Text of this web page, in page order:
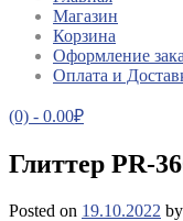
Магазин
Корзина
Оформление
Оплата и
(0) - 0.00₽
Глиттер PR-
Posted on 19.10.2022 by